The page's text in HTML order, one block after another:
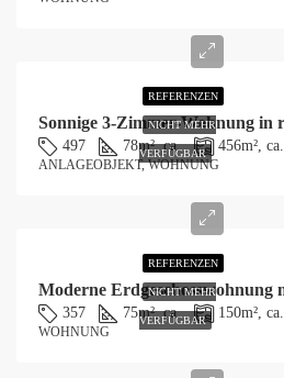
REFERENZEN
NICHT MEHR
VERFÜGBAR
497 78m², ca. 456m², ca.
ANLAGEOBJEKT, WOHNUNG
REFERENZEN
NICHT MEHR
VERFÜGBAR
357 75m², ca. 150m², ca.
WOHNUNG